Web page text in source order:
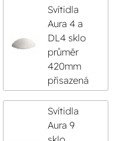
Svítidla
Aura 4 a
DL4 sklo
průměr
420mm
přisazená
Svítidla
Aura 9